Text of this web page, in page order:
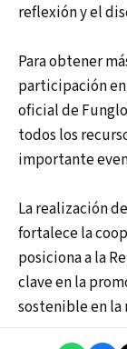
reflexión y el
Para obtener
participación
oficial de
todos los
importante
La realización
fortalece la
posiciona a la
clave en la
sostenible en la